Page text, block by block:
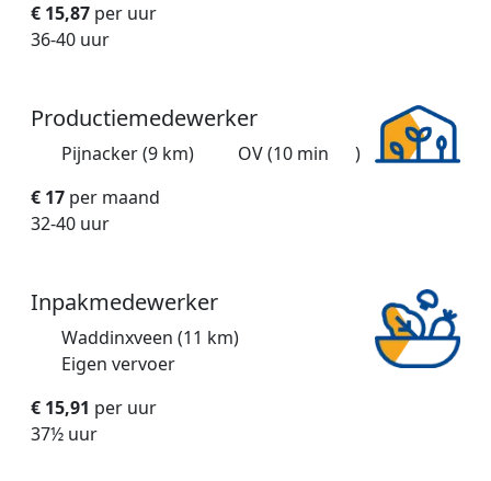
€ 15,87 per uur
36-40 uur
Productiemedewerker
Pijnacker (9 km) OV (10 min
)
€ 17 per maand
32-40 uur
Inpakmedewerker
Waddinxveen (11 km)
Eigen vervoer
€ 15,91 per uur
37½ uur